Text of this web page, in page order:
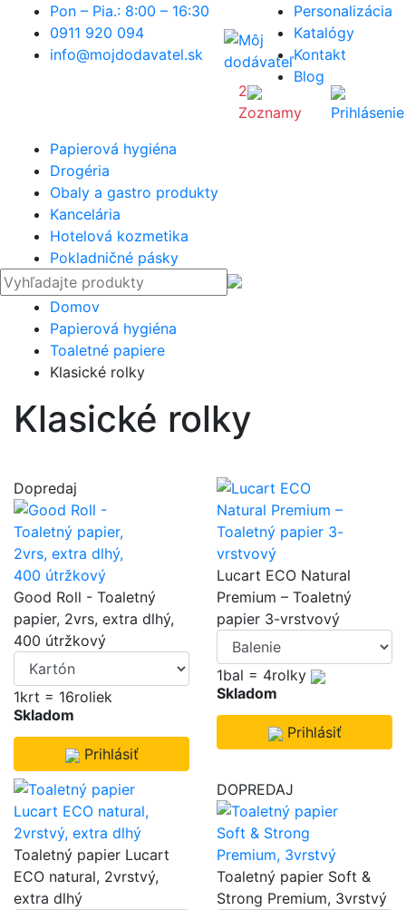
Pon – Pia.: 8:00 – 16:30
0911 920 094
info@mojdodavatel.sk
Personalizácia
Katalógy
Kontakt
Blog
2
Zoznamy
Prihlásenie
Papierová hygiéna
Drogéria
Obaly a gastro produkty
Kancelária
Hotelová kozmetika
Pokladničné pásky
Domov
Papierová hygiéna
Toaletné papiere
Klasické rolky
Klasické rolky
Dopredaj
Good Roll - Toaletný
papier, 2vrs, extra dlhý,
400 útržkový
1krt = 16roliek
Skladom
Prihlásiť
Lucart ECO Natural
Premium – Toaletný
papier 3-vrstvový
1bal = 4rolky
Skladom
Prihlásiť
Toaletný papier Lucart
ECO natural, 2vrstvý,
extra dlhý
DOPREDAJ
Toaletný papier Soft &
Strong Premium, 3vrstvý